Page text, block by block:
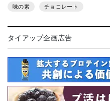
味の素 チョコレート
タイアップ企画広告